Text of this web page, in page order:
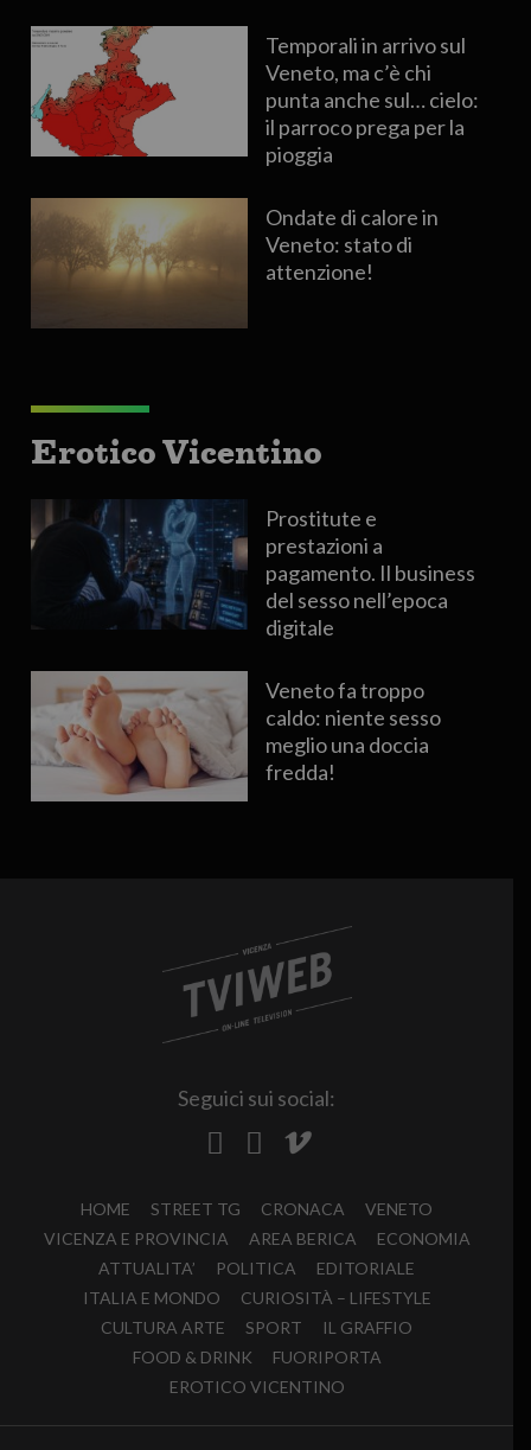
Temporali in arrivo sul
Veneto, ma c’è chi
punta anche sul… cielo:
il parroco prega per la
pioggia
Ondate di calore in
Veneto: stato di
attenzione!
Erotico Vicentino
Prostitute e
prestazioni a
pagamento. Il business
del sesso nell’epoca
digitale
Veneto fa troppo
caldo: niente sesso
meglio una doccia
fredda!
Seguici sui social:
HOME STREET TG CRONACA
VENETO
VICENZA E PROVINCIA
AREA BERICA
ECONOMIA
ATTUALITA’
POLITICA
EDITORIALE
ITALIA E MONDO
CURIOSITÀ – LIFESTYLE
CULTURA ARTE
SPORT
IL GRAFFIO
FOOD & DRINK
FUORIPORTA
EROTICO VICENTINO